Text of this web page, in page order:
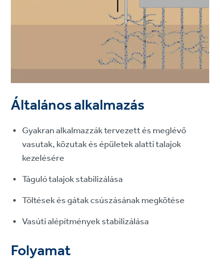
Általános alkalmazás
Gyakran alkalmazzák tervezett és meglévő
vasutak, közutak és épületek alatti talajok
kezelésére
Táguló talajok stabilizálása
Töltések és gátak csúszásának megkötése
Vasúti alépítmények stabilizálása
Folyamat